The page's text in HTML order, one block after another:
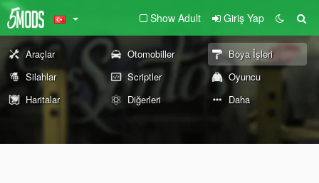
Show Adult Giriş Yap
Araçlar Otomobiller
Boya İşleri
Silahlar
Scriptler
Oyuncu
Haritalar
Diğerleri Daha